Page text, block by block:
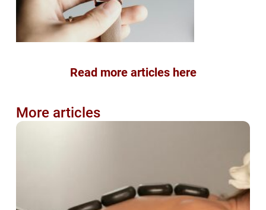
Read more articles here
More articles